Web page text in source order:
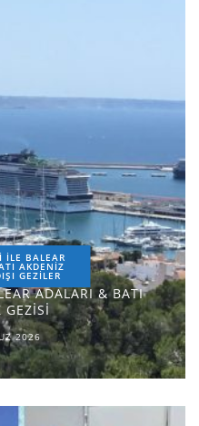
İLE BALEAR
AKDENİZ
GEZILER
ADALARI & BATI
GEZİSİ
2026